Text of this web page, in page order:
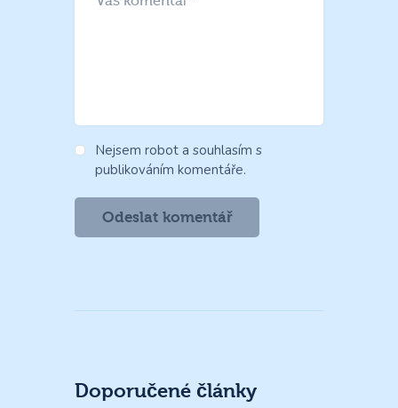
Nejsem robot a souhlasím s
publikováním komentáře.
Doporučené články